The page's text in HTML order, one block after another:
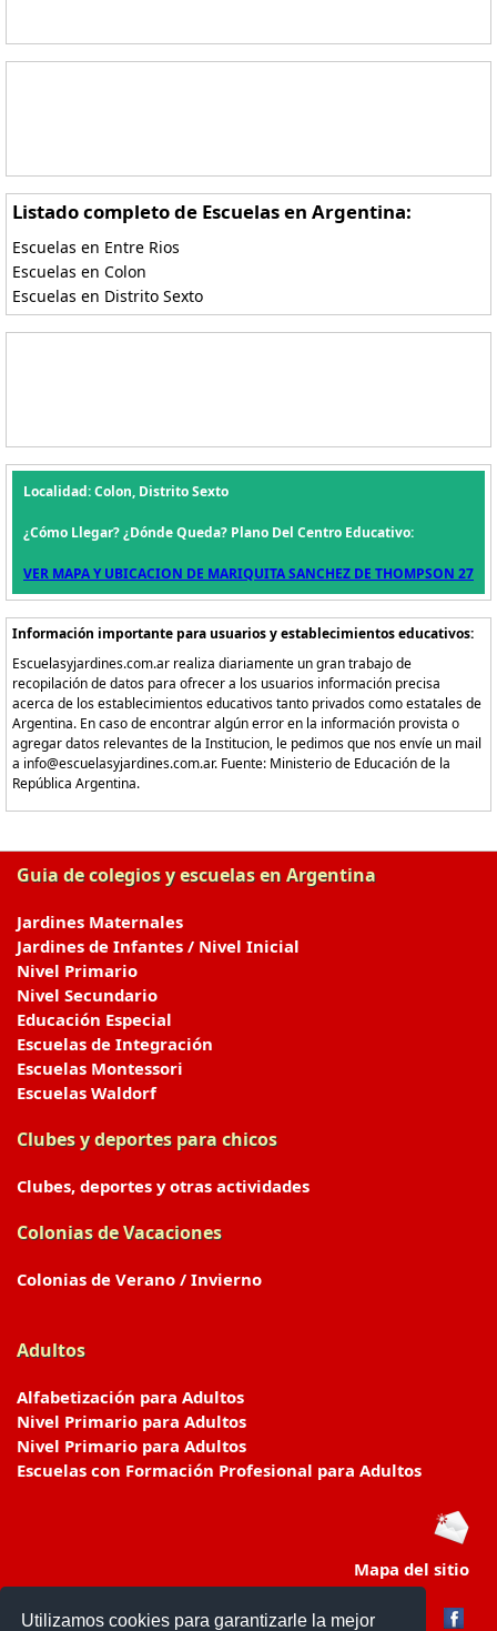
Utilizamos cookies para garantizarle la mejor
Listado completo de Escuelas en Argentina:
Escuelas en Entre Rios
Escuelas en Colon
Escuelas en Distrito Sexto
Localidad: Colon, Distrito Sexto
¿Cómo Llegar? ¿Dónde Queda? Plano Del Centro Educativo:
VER MAPA Y UBICACION DE MARIQUITA SANCHEZ DE THOMPSON 27
Información importante para usuarios y establecimientos educativos:
Escuelasyjardines.com.ar realiza diariamente un gran trabajo de
recopilación de datos para ofrecer a los usuarios información precisa
acerca de los establecimientos educativos tanto privados como estatales de
Argentina. En caso de encontrar algún error en la información provista o
agregar datos relevantes de la Institucion, le pedimos que nos envíe un mail
a info@escuelasyjardines.com.ar. Fuente: Ministerio de Educación de la
República Argentina.
Guia de colegios y escuelas en Argentina
Jardines Maternales
Jardines de Infantes / Nivel Inicial
Nivel Primario
Nivel Secundario
Educación Especial
Escuelas de Integración
Escuelas Montessori
Escuelas Waldorf
Clubes y deportes para chicos
Clubes, deportes y otras actividades
Colonias de Vacaciones
Colonias de Verano / Invierno
Adultos
Alfabetización para Adultos
Nivel Primario para Adultos
Nivel Primario para Adultos
Escuelas con Formación Profesional para Adultos
Mapa del sitio